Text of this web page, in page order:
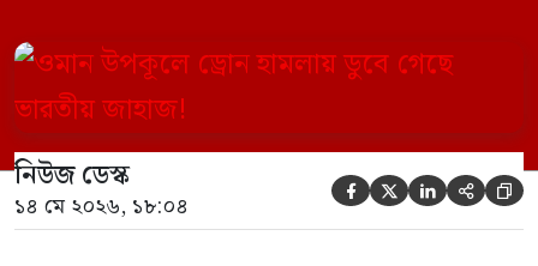
পর সাগরে পুরোপুরি ডুবে যায় ওই জাহাজটি।
‘এমএসভি হাজি আলি’ (Haji Ali) নামের
কার্গো শিপের উপর এই হামলার ঘটনায় তীব্র
উদ্বেগ প্রকাশ করেছে নয়াদিল্লি। প্রাথমিক […]
নিউজ ডেস্ক
১৪ মে ২০২৬, ১৮:০৪     